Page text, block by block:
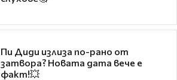
Пи Диди излиза по-рано от
затвора? Новата дата вече е
факт!💥